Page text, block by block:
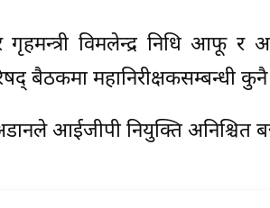
विमलेन्द्र निधि आफू र
बैठकमा महानिरीक्षकसम्बन्धी
आईजीपी नियुक्ति अनिश्चित